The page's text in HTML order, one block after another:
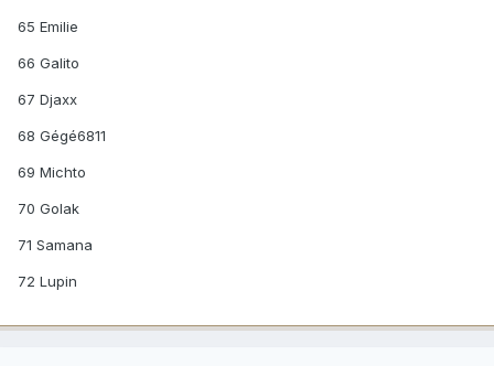
65 Emilie
66 Galito
67 Djaxx
68 Gégé6811
69 Michto
70 Golak
71 Samana
72 Lupin